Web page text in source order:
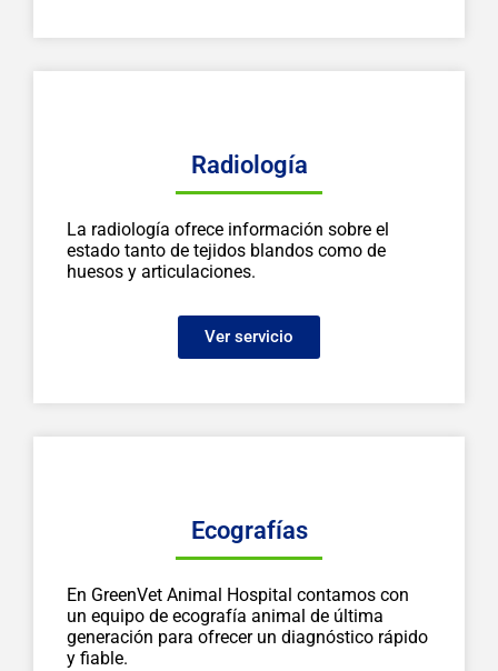
Radiología
La radiología ofrece información sobre el
estado tanto de tejidos blandos como de
huesos y articulaciones.
Ver servicio
Ecografías
En GreenVet Animal Hospital contamos con
un equipo de ecografía animal de última
generación para ofrecer un diagnóstico rápido
y fiable.